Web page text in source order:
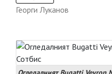
Георги Луканов